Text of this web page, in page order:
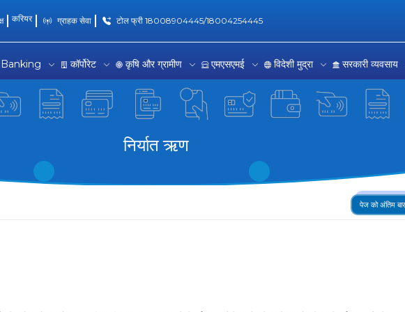
करियर ग्राहक सेवा टोल फ्री 18008904445/18004254445
कॉर्पोरेट कृषि और ग्रामीण एमएसएमई विदेशी मुद्रा सरकारी व्यवसाय
निर्यात ऋण
पेज को अंतिम